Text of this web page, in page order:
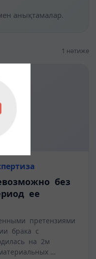
анықтамалар.
1 нәтиже
без
ее
претензиями
брака с
на 2м
…